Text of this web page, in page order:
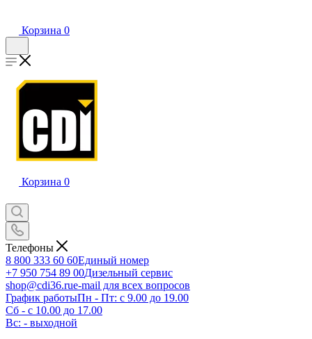
Корзина 0
Корзина 0
Телефоны
8 800 333 60 60Единый номер
+7 950 754 89 00Дизельный сервис
shop@cdi36.rue-mail для всех вопросов
График работыПн - Пт: с 9.00 до 19.00
Сб - с 10.00 до 17.00
Вс: - выходной